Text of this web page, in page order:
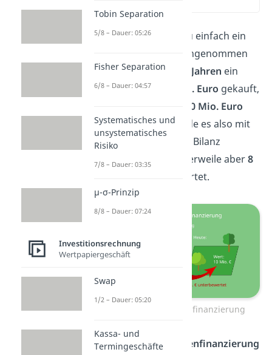
Schauen wir uns dazu einfach ein
an. Angenommen
eine Firma hat vor
10 Jahren ein
Grundstück für
2 Mio. Euro gekauft,
10 Mio. Euro
wert ist. Damals wurde es also mit
nur 2 Mio. Euro in die Bilanz
eingetragen, ist mittlerweile aber8
unterbewertet.
Beispiel Eigenkapitalfinanzierung
Beispiele für die
Außenfinanzierung
Tobin Separation
5/8 – Dauer: 05:26
Fisher Separation
6/8 – Dauer: 04:57
Systematisches und
unsystematisches
Risiko
7/8 – Dauer: 03:35
μ-σ-Prinzip
8/8 – Dauer: 07:24
Investitionsrechnung
Wertpapiergeschäft
Swap
1/2 – Dauer: 05:20
Kassa- und
Termingeschäfte